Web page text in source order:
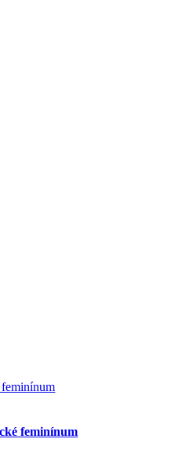
feminínum